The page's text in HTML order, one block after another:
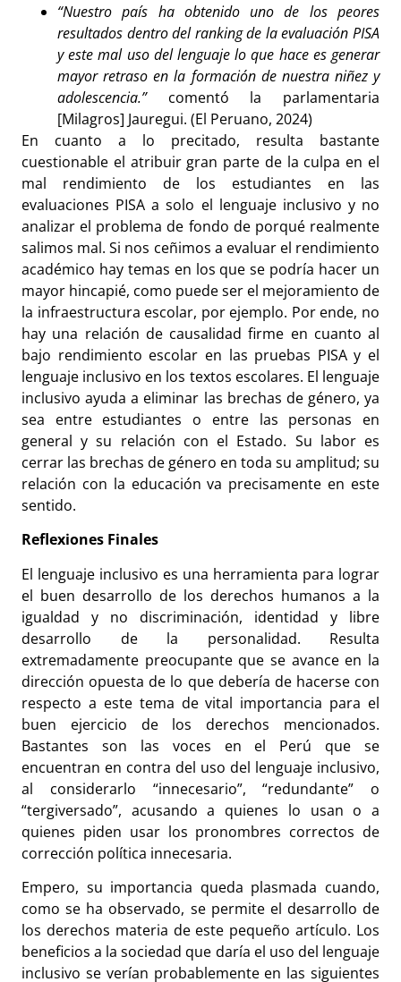
“Nuestro país ha obtenido uno de los peores
resultados dentro del ranking de la evaluación PISA
y este mal uso del lenguaje lo que hace es generar
mayor retraso en la formación de nuestra niñez y
adolescencia.”comentó la parlamentaria
[Milagros] Jauregui. (El Peruano, 2024)
En cuanto a lo precitado, resulta bastante
cuestionable el atribuir gran parte de la culpa en el
mal rendimiento de los estudiantes en las
evaluaciones PISA a solo el lenguaje inclusivo y no
analizar el problema de fondo de porqué realmente
salimos mal. Si nos ceñimos a evaluar el rendimiento
académico hay temas en los que se podría hacer un
mayor hincapié, como puede ser el mejoramiento de
la infraestructura escolar, por ejemplo. Por ende, no
hay una relación de causalidad firme en cuanto al
bajo rendimiento escolar en las pruebas PISA y el
lenguaje inclusivo en los textos escolares. El lenguaje
inclusivo ayuda a eliminar las brechas de género, ya
sea entre estudiantes o entre las personas en
general y su relación con el Estado. Su labor es
cerrar las brechas de género en toda su amplitud; su
relación con la educación va precisamente en este
sentido.
Reflexiones Finales
El lenguaje inclusivo es una herramienta para lograr
el buen desarrollo de los derechos humanos a la
igualdad y no discriminación, identidad y libre
desarrollo de la personalidad. Resulta
extremadamente preocupante que se avance en la
dirección opuesta de lo que debería de hacerse con
respecto a este tema de vital importancia para el
buen ejercicio de los derechos mencionados.
Bastantes son las voces en el Perú que se
encuentran en contra del uso del lenguaje inclusivo,
al considerarlo “innecesario”, “redundante” o
“tergiversado”, acusando a quienes lo usan o a
quienes piden usar los pronombres correctos de
corrección política innecesaria.
Empero, su importancia queda plasmada cuando,
como se ha observado, se permite el desarrollo de
los derechos materia de este pequeño artículo. Los
beneficios a la sociedad que daría el uso del lenguaje
inclusivo se verían probablemente en las siguientes